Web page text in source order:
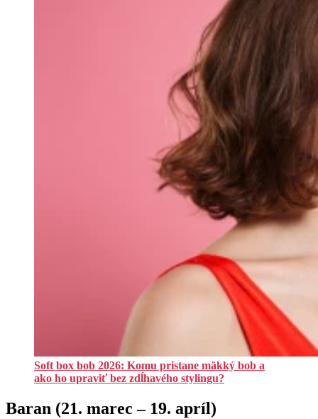
Soft box bob 2026: Komu pristane mäkký bob a
ako ho upraviť bez zdĺhavého stylingu?
Baran (21. marec – 19. apríl)